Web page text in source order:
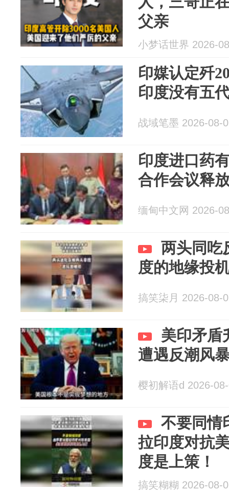
父亲
小梦话世界 2026-
印媒认定歼
印度没有五
战域笔墨 2026-08-
印度进口药
合作会议释
缅甸中文网 2026-
两头同吃
度的地缘投
搞笑柒月 2026-08-
美印矛盾
遭遇反潮风
樱初解语d 2026-
不要同情
拉印度对抗
度是上策！
搞笑糊糊 2026-08-